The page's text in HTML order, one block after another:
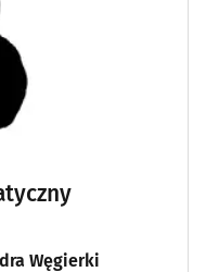
Węgierki